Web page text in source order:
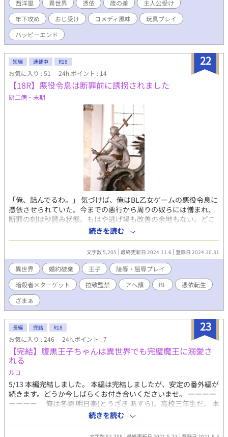
相手に婚活することに。 ピンチに陥ったビリジアン。 そこに婚活
を手助けすると言って名乗り出たのが、ゲーム攻略対象者である
マゼンダ。 マゼンダのアドバイスに従って、お見合いを進める
が、お見合いは全然上手くいかないのに、相手は幸せになってい
クシー担当モテ男×恋に不器用な平凡お人好しおじさん ※魔法要
素ありますが、エッセンス程度。 ※ゲームの世界ですが、イベン
トや主人公達とはほぼ絡みなし。 ※ただモブおじ教師が婚活をが
んばるお話です。
西洋風 異世界 憑依 歳の差
主人公受け
年下攻め
おじ受け コメディ風味
玩具プレイ
ハッピーエンド
22
短編 連載中 R18
お気に入り : 51 24h.ポイント : 14
【18R】悪役令息は断罪前に誘拐されました
厨二病・末期
「俺、詰んでるわ。」 気づけば、俺はBL乙女ゲームの悪役令息に
憑依させられていた。今までの悪行から周りの奴らには憎まれ、
断罪の刻は秒読み状態。もはや逃げ場も改善の余地もない。どこ
へ行っても、誰に会っても、殺される運命。運良く生き残ったと
しても、犯罪奴隷として鉱山に送られ、死んだ方がマシって目に
会う。 でも、俺はまだ死にたくない。だから考えた。自分で仕組
んだ"ざまあ"を演じることで、周囲の憎しみを少しでも晴らせ
ば、平民としてひっそりと第二の人生をやり直せるかもしれな
い。そう信じて、俺は暗殺ギルドに一通の依頼書を送った。 だ
が、あの男との出会いがすべてを狂わせた。俺の計画も、心も。
続きを読む
文字数 5,205 最終更新日 2024.11.6 登録日 2024.10.31
異世界 婚約破棄 王子
陵辱・屈辱プレイ
暗殺者×ターゲット
拉致監禁 アヘ顔 BL
憑依転生
ざまぁ
23
長編 完結 R18
お気に入り : 246 24h.ポイント : 7
【完結】腹黒王子ちゃんは異世界でも完璧魔王に溺愛さ
れる
ルコ
5/13 本編完結しました。 本編は完結しましたが、安定の番外編が
続きます。どうか今しばらくお付き合いくださいませ。 ーーーー
ーーーー 俺は冬崎 明日楽(とうざき あすら)。高校三年生だ。 本
が好きな俺は、身近な人物が異世界に勢揃いしたらどうなるか
な？って思って、勝手に想像してスマホで小説を書いていた。 あ
る日、いつも通り受験勉強の気分転換に小説を書いていたはずな
続きを読む